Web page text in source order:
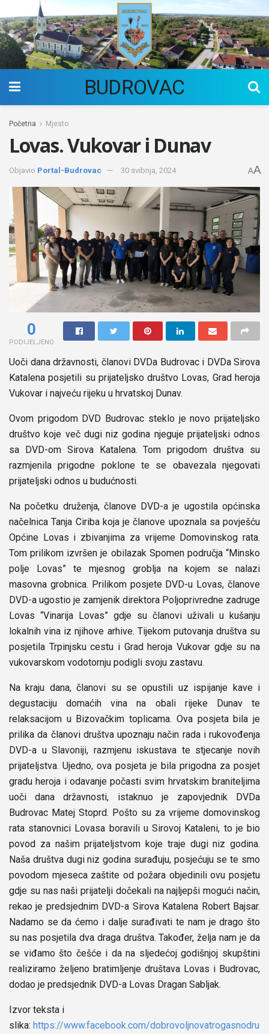
BUDROVAC
Početna Mjesto
Lovas. Vukovar i Dunav
Objavio Portal-Budrovac 30 svibnja, 2024 AA
0
PODIJELJENO
Uoči dana državnosti, članovi DVDa Budrovac i DVDa Sirova
Katalena posjetili su prijateljsko društvo Lovas, Grad heroja
Vukovar i najveću rijeku u hrvatskoj Dunav.
Ovom prigodom DVD Budrovac steklo je novo prijateljsko
društvo koje več dugi niz godina njeguje prijateljski odnos
sa DVD-om Sirova Katalena. Tom prigodom društva su
razmjenila prigodne poklone te se obavezala njegovati
prijateljski odnos u budućnosti.
Na početku druženja, članove DVD-a je ugostila općinska
načelnica Tanja Ciriba koja je članove upoznala sa povješću
Općine Lovas i zbivanjima za vrijeme Domovinskog rata.
Tom prilikom izvršen je obilazak Spomen područja “Minsko
polje Lovas” te mjesnog groblja na kojem se nalazi
masovna grobnica. Prilikom posjete DVD-u Lovas, članove
DVD-a ugostio je zamjenik direktora Poljoprivredne zadruge
Lovas “Vinarija Lovas” gdje su članovi uživali u kušanju
lokalnih vina iz njihove arhive. Tijekom putovanja društva su
posjetila Trpinjsku cestu i Grad heroja Vukovar gdje su na
vukovarskom vodotornju podigli svoju zastavu.
Na kraju dana, članovi su se opustili uz ispijanje kave i
degustaciju domaćih vina na obali rijeke Dunav te
relaksacijom u Bizovačkim toplicama. Ova posjeta bila je
prilika da članovi društva upoznaju način rada i rukovođenja
DVD-a u Slavoniji, razmjenu iskustava te stjecanje novih
prijateljstva. Ujedno, ova posjeta je bila prigodna za posjet
gradu heroja i odavanje počasti svim hrvatskim braniteljima
uoči dana državnosti, istaknuo je zapovjednik DVDa
Budrovac Matej Stoprd. Pošto su za vrijeme domovinskog
rata stanovnici Lovasa boravili u Sirovoj Kataleni, to je bio
povod za našim prijateljstvom koje traje dugi niz godina.
Naša društva dugi niz godina surađuju, posjećuju se te smo
povodom mjeseca zaštite od požara objedinili ovu posjetu
gdje su nas naši prijatelji dočekali na najljepši mogući način,
rekao je predsjednim DVD-a Sirova Katalena Robert Bajsar.
Nadamo se da ćemo i dalje surađivati te nam je drago što
su nas posjetila dva draga društva. Također, želja nam je da
se viđamo što češće i da na sljedećoj godišnjoj skupštini
realiziramo željeno bratimljenje društava Lovas i Budrovac,
dodao je predsjednik DVD-a Lovas Dragan Sabljak.
Izvor teksta i
slika: https://www.facebook.com/dobrovoljnovatrogasnodru